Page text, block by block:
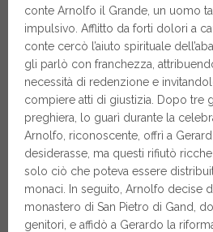
conte Arnolfo il Grande, un uomo
impulsivo. Afflitto da forti dolori a
conte cercò l’aiuto spirituale
gli parlò con franchezza,
necessità di redenzione e
compiere atti di giustizia. Dopo tre
preghiera, lo guarì durante la
Arnolfo, riconoscente, offrì a
desiderasse, ma questi rifiutò
solo ciò che poteva essere
monaci. In seguito, Arnolfo decise
monastero di San Pietro di Gand,
genitori, e affidò a Gerardo la